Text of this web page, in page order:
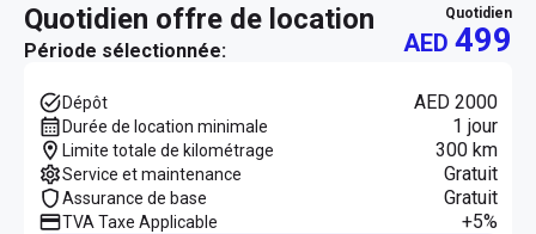
quotidien offre de location
Période sélectionnée:
quotidien
AED 499
Dépôt AED 2000
Durée de location minimale 1 jour
Limite totale de kilométrage 300 km
Service et maintenance Gratuit
Assurance de base Gratuit
TVA Taxe Applicable
+5%